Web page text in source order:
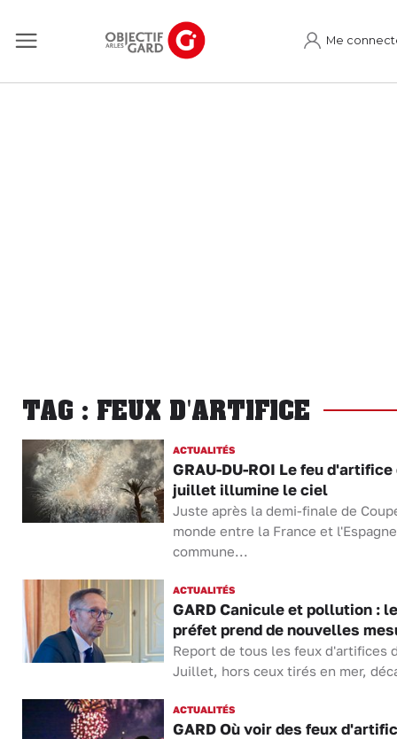
Me
TAG : FEUX D'ARTIFICE
ACTUALITÉS
GRAU-DU-ROI Le feu d'artifice
juillet illumine le ciel
Juste après la demi-finale de
monde entre la France et
commune...
ACTUALITÉS
GARD Canicule et pollution : le
préfet prend de nouvelles
Report de tous les feux d'artifices
Juillet, hors ceux tirés en mer,
ACTUALITÉS
GARD Où voir des feux